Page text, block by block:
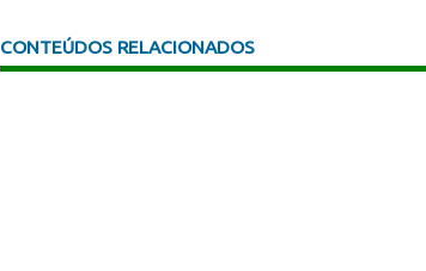
CONTEÚDOS RELACIONADOS